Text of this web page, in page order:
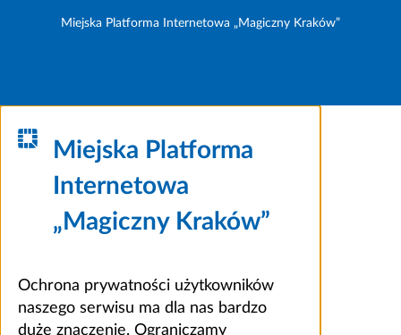
Miejska Platforma Internetowa „Magiczny Kraków”
Miejska Platforma
Internetowa
„Magiczny Kraków”
Ochrona prywatności użytkowników
naszego serwisu ma dla nas bardzo
duże znaczenie. Ograniczamy